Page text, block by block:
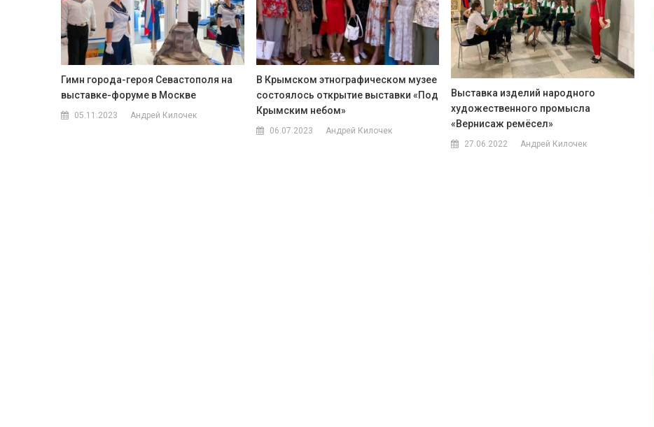
Гимн города-героя Севастополя на
выставке-форуме в Москве
05.11.2023 Андрей Килочек
В Крымском этнографическом музее
состоялось открытие выставки «Под
Крымским небом»
06.07.2023 Андрей Килочек
Выставка изделий народного
художественного промысла
«Вернисаж ремёсел»
27.06.2022 Андрей Килочек